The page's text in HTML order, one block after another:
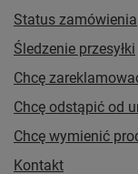
Status zamówienia
Śledzenie przesyłki
Chcę
Chcę odstąpić od
Chcę wymienić
Kontakt